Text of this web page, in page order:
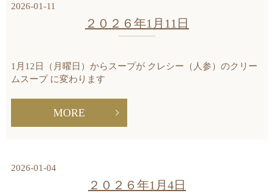
2026-01-11
２０２６年1月11日
1月12日（月曜日）からスープが クレシー（人参）のクリー
ムスープ に変わります
MORE
2026-01-04
２０２６年1月4日